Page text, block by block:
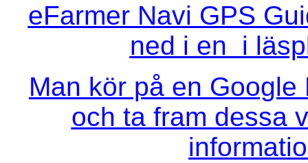
eFarmer Navi GPS
ned i en i
Man kör på en
och ta fram dessa